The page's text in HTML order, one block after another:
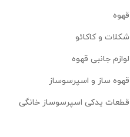
قهوه
شکلات و کاکائو
لوازم جانبی قهوه
قهوه ساز و اسپرسوساز
قطعات یدکی اسپرسوساز خانگی